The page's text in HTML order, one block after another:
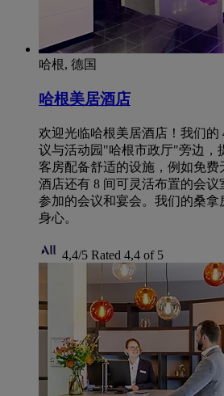
哈根, 德国
哈根美居酒店
欢迎光临哈根美居酒店！我们的
议与活动园"哈根市政厅"旁边，
客房配备舒适的设施，例如免费
酒店还有 8 间可灵活布置的会议
参加的会议和宴会。我们的桑
身心。
4,4/5 Rated 4,4 of 5